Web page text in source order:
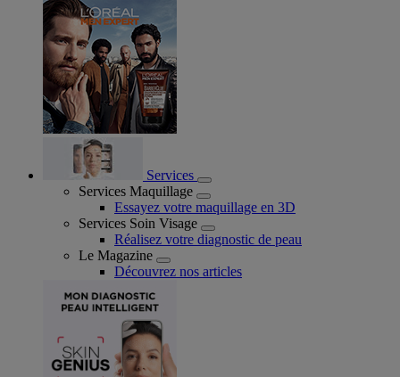
Services
Services Maquillage
Essayez votre maquillage en 3D
Services Soin Visage
Réalisez votre diagnostic de peau
Le Magazine
Découvrez nos articles